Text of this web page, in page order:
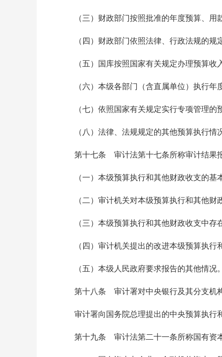
（三）财政部门按照批准的年度预算、用
（四）财政部门依照法律、行政法规的规
（五）国库按照国家有关规定办理预算收
（六）本级各部门（含直属单位）执行年
（七）依照国家有关规定实行专项管理的
（八）法律、法规规定的其他预算执行情
第十七条 审计法第十七条所称审计结果报
（一）本级预算执行和其他财政收支的基
（二）审计机关对本级预算执行和其他财
（三）本级预算执行和其他财政收支中存
（四）审计机关提出的改进本级预算执行
（五）本级人民政府要求报告的其他情况
第十八条 审计署对中央银行及其分支机构
审计署向国务院总理提出的中央预算执行
第十九条 审计法第二十一条所称国有资本